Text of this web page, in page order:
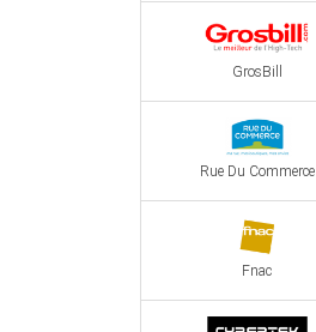
GrosBill
Rue Du Commerce
Fnac